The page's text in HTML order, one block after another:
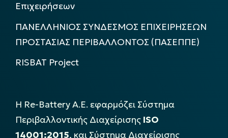
Επιχειρήσεων
ΠΑΝΕΛΛΗΝΙΟΣ ΣΥΝΔΕΣΜΟΣ ΕΠΙΧΕΙΡΗΣΕΩΝ
ΠΡΟΣΤΑΣΙΑΣ ΠΕΡΙΒΑΛΛΟΝΤΟΣ (ΠΑΣΕΠΠΕ)
RISBAT Project
Η Re-Battery Α.Ε. εφαρμόζει Σύστημα
Περιβαλλοντικής Διαχείρισης ISO
14001:2015, και Σύστημα Διαχείρισης